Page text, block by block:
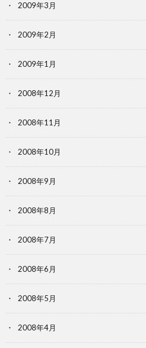
2009年3月
2009年2月
2009年1月
2008年12月
2008年11月
2008年10月
2008年9月
2008年8月
2008年7月
2008年6月
2008年5月
2008年4月